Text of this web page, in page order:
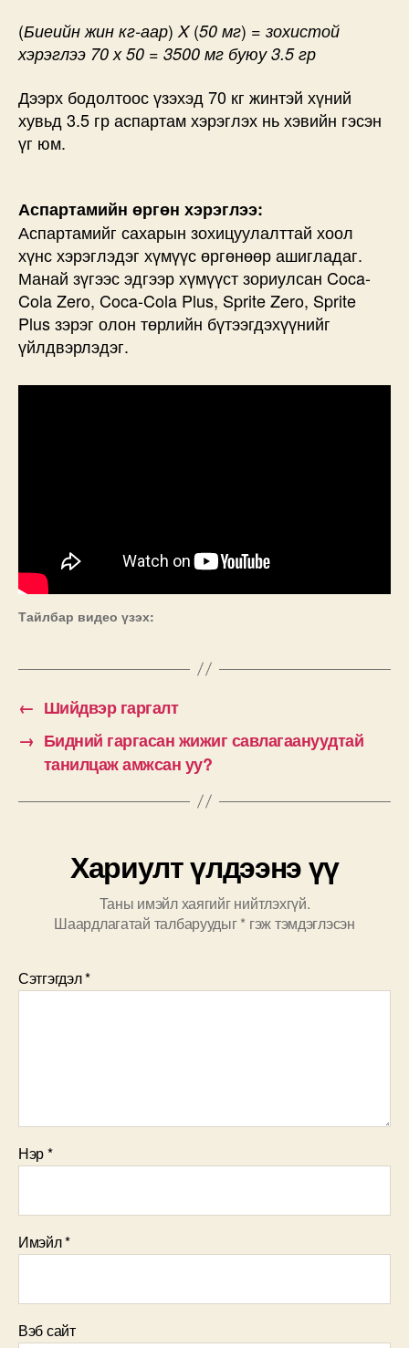
(​Биеийн жин кг-аар)X(50 мг) = зохистой
хэрэглээ 70 х 50 = 3500 мг буюу 3.5 гр
Дээрх бодолтоос үзэхэд 70 кг жинтэй хүний
хувьд 3.5 гр аспартам хэрэглэх нь хэвийн гэсэн
үг юм.
Аспартамийн өргөн хэрэглээ:
Аспартамийг сахарын зохицуулалттай хоол
хүнс хэрэглэдэг хүмүүс өргөнөөр ашигладаг.
Манай зүгээс эдгээр хүмүүст зориулсан Coca-
Cola Zero, Coca-Cola Plus, Sprite Zero, Sprite
Plus зэрэг олон төрлийн бүтээгдэхүүнийг
үйлдвэрлэдэг.
Тайлбар видео үзэх:
← Шийдвэр гаргалт
→ Бидний гаргасан жижиг савлагаануудтай
танилцаж амжсан уу?
Хариулт үлдээнэ үү
Таны имэйл хаягийг нийтлэхгүй.
Шаардлагатай талбаруудыг* гэж тэмдэглэсэн
Сэтгэгдэл*
Нэр*
Имэйл*
Вэб сайт